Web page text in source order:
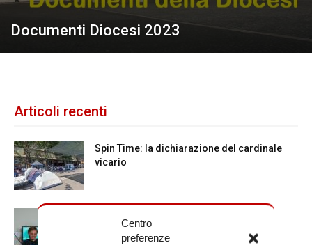
Centro
preferenze
Documenti Diocesi 2023
Articoli recenti
Spin Time: la dichiarazione del cardinale
vicario
dell’Istituto Paritario Sant’Apollinare